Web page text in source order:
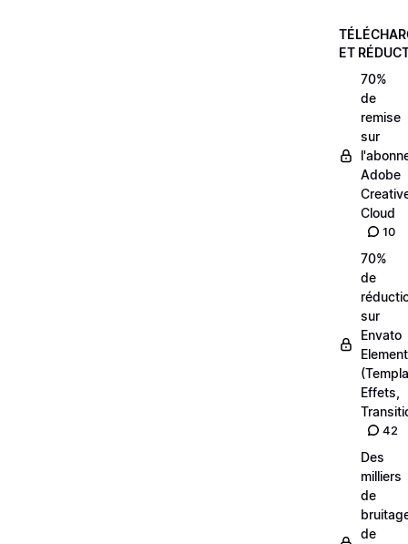
ET
70%
de
remise
sur
Adobe
Cloud
10
70%
de
sur
Envato
Effets,
42
Des
milliers
de
de